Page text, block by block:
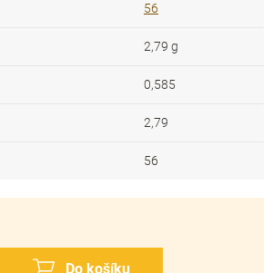
56
2,79 g
0,585
2,79
56